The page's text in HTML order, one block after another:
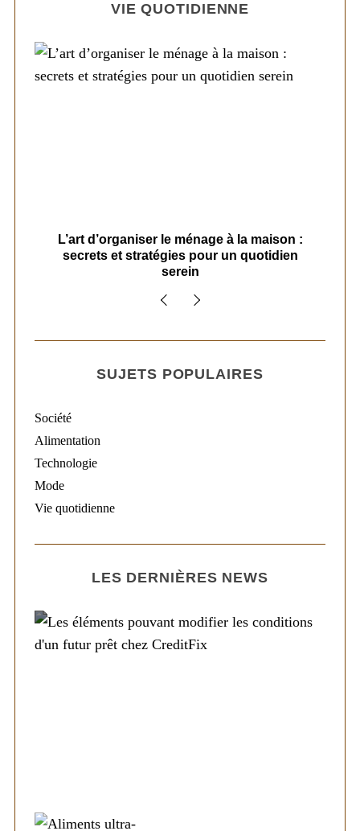
VIE QUOTIDIENNE
L’art d’organiser le ménage à la maison :
secrets et stratégies pour un quotidien
serein
SUJETS POPULAIRES
Société
Alimentation
Technologie
Mode
Vie quotidienne
LES DERNIÈRES NEWS